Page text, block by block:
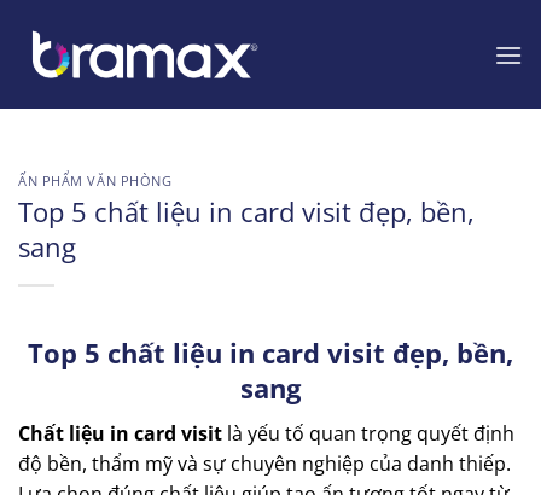
dung
ẤN PHẨM VĂN PHÒNG
Top 5 chất liệu in card visit đẹp, bền,
sang
Top 5 chất liệu in card visit đẹp, bền,
sang
Chất liệu in card visit là yếu tố quan trọng quyết định
độ bền, thẩm mỹ và sự chuyên nghiệp của danh thiếp.